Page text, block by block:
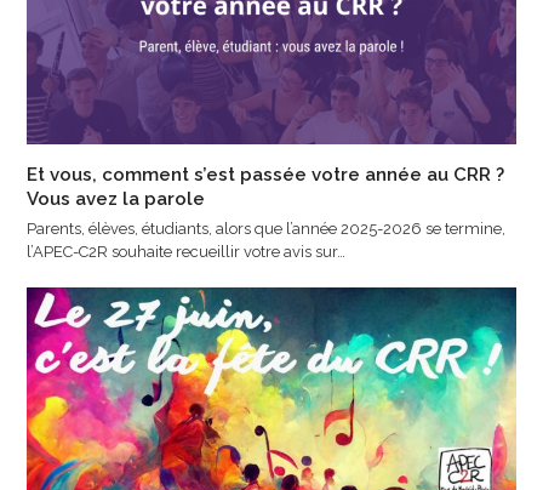
Et vous, comment s’est passée votre année au CRR ?
Vous avez la parole
Parents, élèves, étudiants, alors que l’année 2025-2026 se termine,
l’APEC-C2R souhaite recueillir votre avis sur…